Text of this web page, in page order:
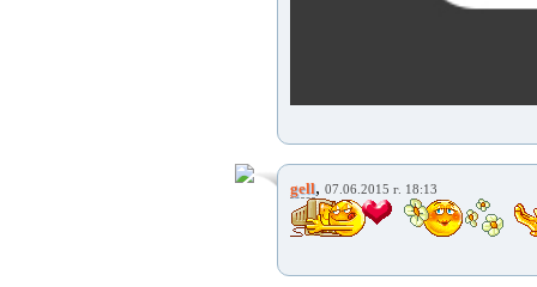
gell, 07.06.2015 г. 18:13